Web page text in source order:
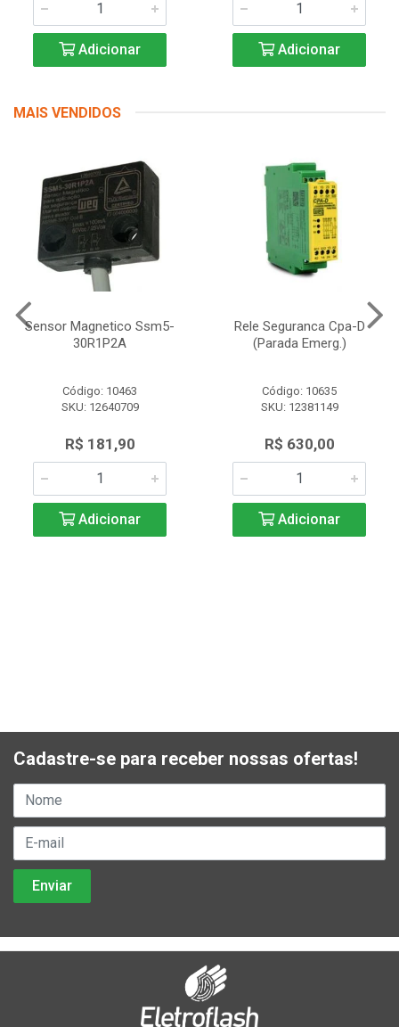
Adicionar Adicionar
MAIS VENDIDOS
Sensor Magnetico Ssm5-
30R1P2A
Código: 10463
SKU: 12640709
R$ 181,90
Adicionar
Rele Seguranca Cpa-D
(Parada Emerg.)
Código: 10635
SKU: 12381149
R$ 630,00
Adicionar
Cadastre-se para receber nossas ofertas!